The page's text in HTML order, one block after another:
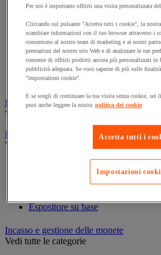
Cornice e sistema di fissaggio
Decorazione per feste
Orologio
Pellicola adesiva per vetro
Pianta artificiale da ufficio
Vetrina per esposizione
Elezione
Vedi tutte le categorie
Espositore
Vedi tutte le categorie
Espositore su base
Incasso e gestione delle monete
Vedi tutte le categorie
Per noi è importante offrirti una visita personalizzata
Cliccando sul pulsante "Accetta tutti i cookie", la
scambiare informazioni con il tuo browser attraverso i
consentono al nostro team di marketing e ai nostri
prestazioni del nostro sito Web e di analizzare le tue
consente di offrirti prodotti ancora più personalizzati in
pubblicità adeguata. Se vuoi saperne di più sulle
"impostazioni cookie".
E se scegli di continuare la tua visita senza cookie, sei
puoi anche leggere la nostra politica dei cookie
Accetta tutti i
Impostazioni